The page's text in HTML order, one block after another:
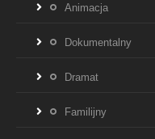
Animacja
Dokumentalny
Dramat
Familijny